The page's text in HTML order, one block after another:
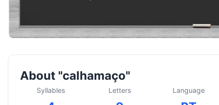
About "calhamaço"
Syllables Letters Language